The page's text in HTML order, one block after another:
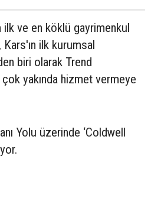
ilk ve en köklü gayrimenkul
ilk kurumsal
biri olarak Trend
yakında hizmet vermeye
Yolu üzerinde ‘Coldwell